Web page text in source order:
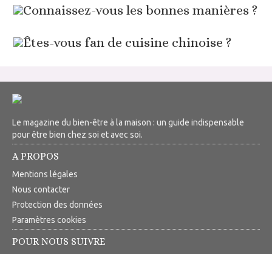
Connaissez-vous les bonnes manières ?
Êtes-vous fan de cuisine chinoise ?
Le magazine du bien-être à la maison : un guide indispensable
pour être bien chez soi et avec soi.
A PROPOS
Mentions légales
Nous contacter
Protection des données
Paramètres cookies
POUR NOUS SUIVRE